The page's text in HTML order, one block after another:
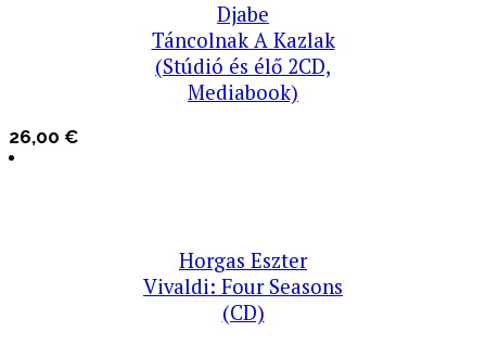
Djabe
Táncolnak A Kazlak
(Stúdió és élő 2CD,
Mediabook)
26,00 €
Horgas Eszter
Vivaldi: Four Seasons
(CD)